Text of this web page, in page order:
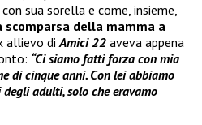
sua sorella e come, insieme,
scomparsa della mamma a
allievo diAmici 22 aveva appena
“Ci siamo fatti forza con mia
di cinque anni. Con lei abbiamo
adulti, solo che eravamo